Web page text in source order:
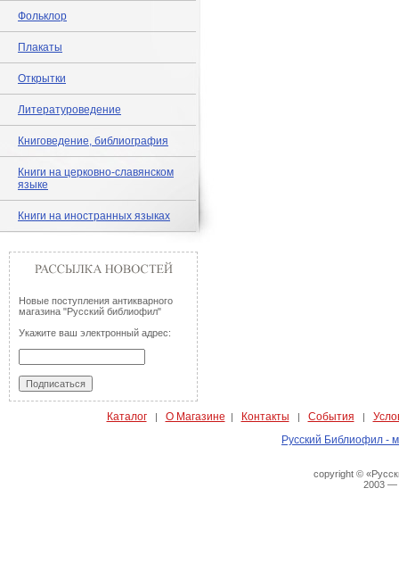
Фольклор
Плакаты
Открытки
Литературоведение
Книговедение, библиография
Книги на церковно-славянском
языке
Книги на иностранных языках
Новые поступления антикварного
магазина "Русский библиофил"
Укажите ваш электронный адрес:
Каталог| О Магазине | Контакты | События |
Русский Библиофил -
copyright ©
2003 —